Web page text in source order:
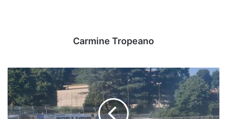
Carmine Tropeano
Ritiro
Avellino
-
Giorno
18: